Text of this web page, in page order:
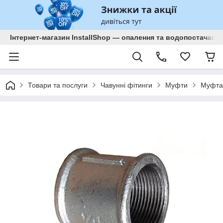
Інтернет-магазин InstallShop — опалення та водопостачання
Товари та послуги Чавунні фітинги Муфти Муфта